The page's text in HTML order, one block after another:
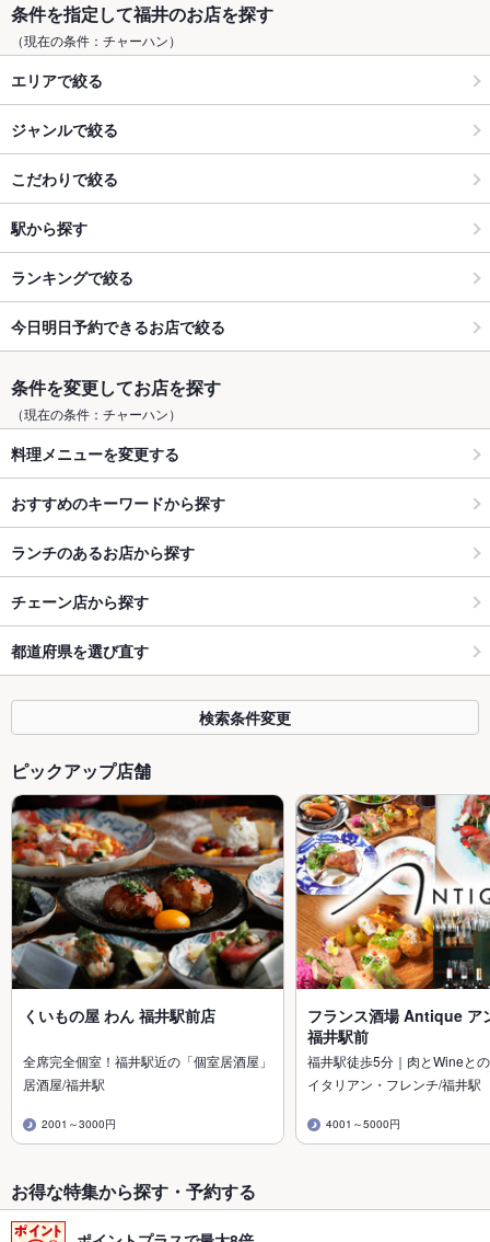
条件を指定して福井のお店を探す
（現在の条件：チャーハン）
エリアで絞る
ジャンルで絞る
こだわりで絞る
駅から探す
ランキングで絞る
今日明日予約できるお店で絞る
条件を変更してお店を探す
（現在の条件：チャーハン）
料理メニューを変更する
おすすめのキーワードから探す
ランチのあるお店から探す
チェーン店から探す
都道府県を選び直す
検索条件変更
ピックアップ店舗
くいもの屋 わん 福井駅前店
全席完全個室！福井駅近の「個室居酒屋」
居酒屋/福井駅
2001～3000円
フランス酒場 Antique ア
福井駅前
福井駅徒歩5分｜肉とWineと
イタリアン・フレンチ/福井駅
4001～5000円
お得な特集から探す・予約する